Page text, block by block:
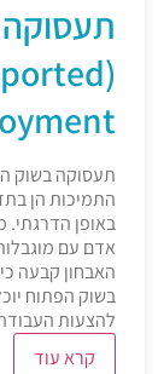
תעסוקה בשוק
התמיכות הן
באופן
אדם עם
האבחון קבעה
בשוק הפתוח
להצעות
קרא עוד